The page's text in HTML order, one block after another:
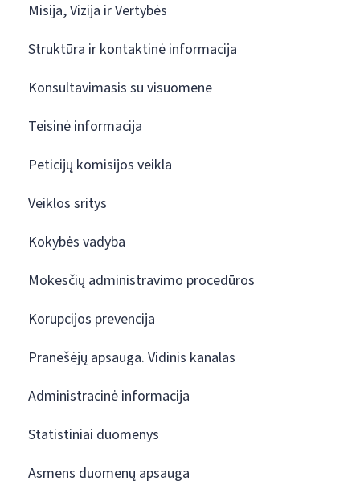
Misija, Vizija ir Vertybės
Struktūra ir kontaktinė informacija
Konsultavimasis su visuomene
Teisinė informacija
Peticijų komisijos veikla
Veiklos sritys
Kokybės vadyba
Mokesčių administravimo procedūros
Korupcijos prevencija
Pranešėjų apsauga. Vidinis kanalas
Administracinė informacija
Statistiniai duomenys
Asmens duomenų apsauga